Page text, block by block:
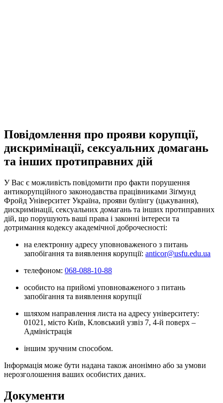
Повідомлення про прояви корупції,
дискримінації, сексуальних домагань
та інших протиправних дій
У Вас є можливість повідомити про факти порушення
антикорупційного законодавства працівниками Зіґмунд
Фройд Університет Україна, прояви булінгу (цькування),
дискримінації, сексуальних домагань та інших протиправних
дій, що порушують ваші права і законні інтереси та
дотримання кодексу академічної доброчесності:
на електронну адресу уповноваженого з питань
запобігання та виявлення корупції: anticor@usfu.edu.ua
телефоном: 068-088-10-88
особисто на прийомі уповноваженого з питань
запобігання та виявлення корупції
шляхом направлення листа на адресу університету:
01021, місто Київ, Кловський узвіз 7, 4-й поверх –
Адміністрація
іншим зручним способом.
Інформація може бути надана також анонімно або за умови
нерозголошення ваших особистих даних.
Документи